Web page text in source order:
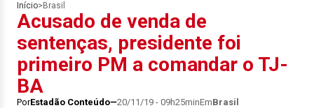
Início> Brasil
Acusado de venda de
sentenças, presidente foi
primeiro PM a comandar o TJ-
BA
PorEstadão Conteúdo 20/11/19 - 09h25minEmBrasil